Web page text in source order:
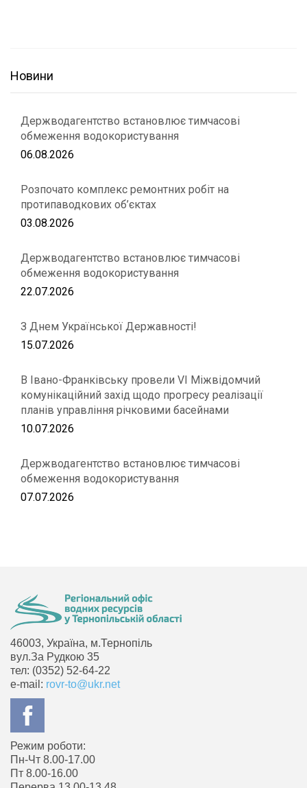
Новини
Держводагентство встановлює тимчасові
обмеження водокористування
06.08.2026
Розпочато комплекс ремонтних робіт на
протипаводкових об’єктах
03.08.2026
Держводагентство встановлює тимчасові
обмеження водокористування
22.07.2026
З Днем Української Державності!
15.07.2026
В Івано-Франківську провели VІ Міжвідомчий
комунікаційний захід щодо прогресу реалізації
планів управління річковими басейнами
10.07.2026
Держводагентство встановлює тимчасові
обмеження водокористування
07.07.2026
46003, Україна, м.Тернопіль
вул.За Рудкою 35
тел: (0352) 52-64-22
e-mail: rovr-to@ukr.net
Режим роботи:
Пн-Чт 8.00-17.00
Пт 8.00-16.00